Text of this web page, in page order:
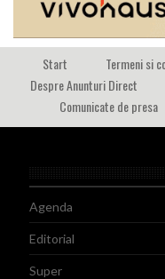
Start Termeni si
Despre Anunturi Direct
Comunicate de presa
Agenda
Editorial
Super